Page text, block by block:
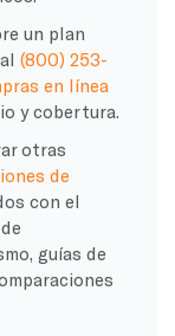
un plan
(800) 253-
en línea
y cobertura.
otras
de
con el
guías de